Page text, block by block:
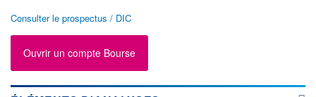
Consulter le prospectus / DIC
Ouvrir un compte Bourse